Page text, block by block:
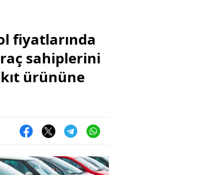
fiyatlarında
sahiplerini
ürününe